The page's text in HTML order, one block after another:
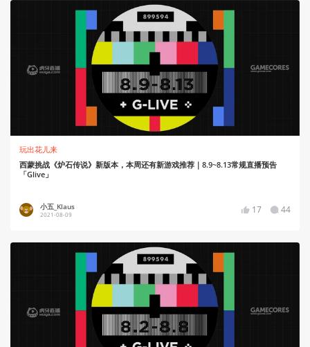
玩出花儿来
西蒙挑战《炉石传说》新版本，本周还有新游戏推荐｜8.9~8.13常规直播预告
「Glive」
小五_Klaus
2021-08-09 17 44